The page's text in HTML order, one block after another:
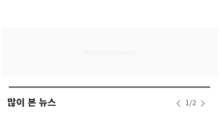
많이 본 뉴스 1/2